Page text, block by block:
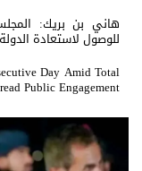
هاني بن بريك:
للوصول لاستعادة
Day Amid Total
Public Engagement.